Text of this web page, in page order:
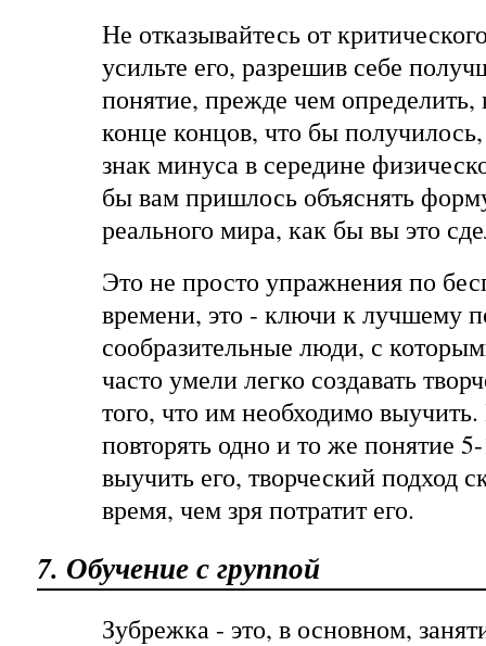
Не отказывайтесь от
усильте его, разрешив себе
понятие, прежде чем
конце концов, что бы
знак минуса в середине
бы вам пришлось объяснять
реального мира, как бы вы это
Это не просто упражнения по
времени, это - ключи к лучшему
сообразительные люди, с
часто умели легко создавать
того, что им необходимо
повторять одно и то же понятие
выучить его, творческий подход
время, чем зря потратит его.
7. Обучение с группой
Зубрежка - это, в основном,